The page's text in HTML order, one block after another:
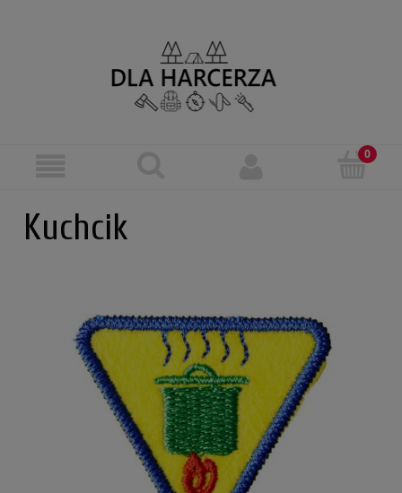
Kuchcik